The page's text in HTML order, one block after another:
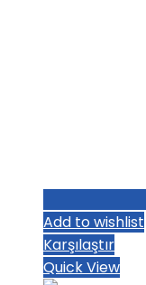
Add to wishlist
Karşılaştır
Quick View